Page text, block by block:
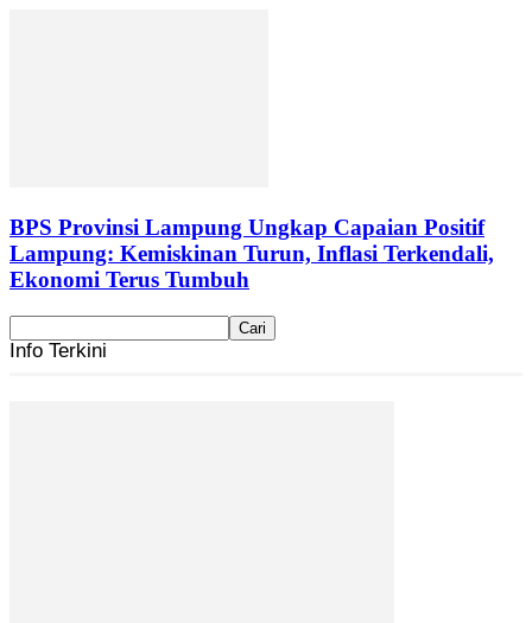
BPS Provinsi Lampung Ungkap Capaian Positif
Lampung: Kemiskinan Turun, Inflasi Terkendali,
Ekonomi Terus Tumbuh
Info Terkini